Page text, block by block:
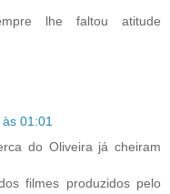
lhe faltou atitude
01:01
do Oliveira já cheiram
filmes produzidos pelo